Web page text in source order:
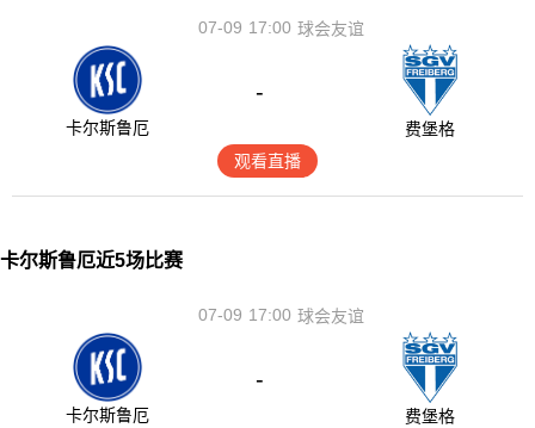
17:00
07-09 球会友谊
卡尔斯鲁厄
-
费堡格
观看直播
卡尔斯鲁厄近5场比赛
17:00
07-09 球会友谊
卡尔斯鲁厄
-
费堡格